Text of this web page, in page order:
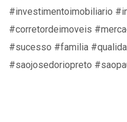
#investimentoimobiliario
#corretordeimoveis
#sucesso #familia
#saojosedoriopreto